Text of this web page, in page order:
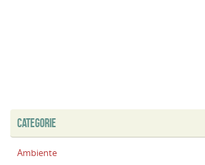
CATEGORIE
Ambiente